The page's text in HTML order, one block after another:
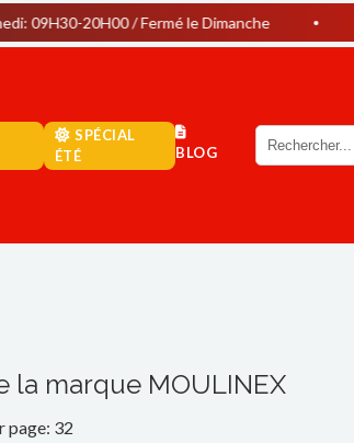
/ Fermé le Dimanche Parking Gratuit
SPÉCIAL
ÉTÉ
BLOG
la marque MOULINEX
page: 32